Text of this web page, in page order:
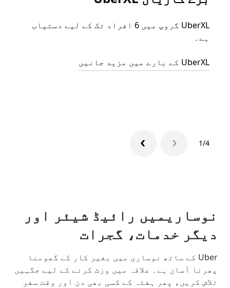
UberXL گروپ میں 6 افراد تک کے لیے دستیاب
ہے۔
UberXL کے بارے میں مزید جانیں
1/4
نوساریمیں رائیڈ شیئر اور
دیگر خدمات، گجرات
Uber کے ساتھ نوساری میں بغیر کار کے گھومنا
پھرنا آسان ہے۔ علاقہ میں وزٹ کرنے کے لیے جگہیں
تلاش کریں، پھر ہفتہ کے کسی بھی دن اور وقت سفر